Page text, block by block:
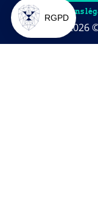
RGPD
Mentions
Copyright 2026